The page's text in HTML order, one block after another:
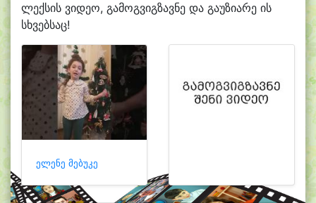
ლექსის ვიდეო, გამოგვიგზავნე და გაუზიარე ის
სხვებსაც!
ელენე მებუკე